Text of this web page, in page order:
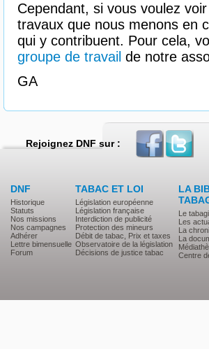
Cependant, si vous voulez
travaux que nous menons en
qui y contribuent. Pour cela,
groupe de travail de notre
GA
Rejoignez DNF sur :
DNF
Historique
Statuts
Nos missions
Nos campagnes
Adhérer
Lettre bimensuelle
Forum
TABAC ET LOI
Législation européenne
Législation française
Interdiction de publicité
Protection des mineurs
Débit de tabac, Prix et taxes
Observatoire de la législation
Décisions de justice tabac
LA
Le
Les
La
La
Centre